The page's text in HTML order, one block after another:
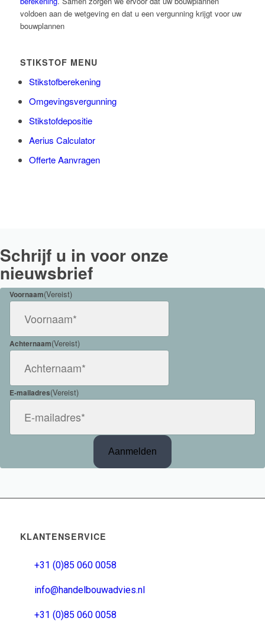
voldoen aan de wetgeving en dat u een vergunning krijgt voor uw
bouwplannen
STIKSTOF MENU
Stikstofberekening
Omgevingsvergunning
Stikstofdepositie
Aerius Calculator
Offerte Aanvragen
Schrijf u in voor onze
nieuwsbrief
Voornaam(Vereist)
Achternaam(Vereist)
E-mailadres(Vereist)
KLANTENSERVICE
+31 (0)85 060 0058
info@handelbouwadvies.nl
+31 (0)85 060 0058